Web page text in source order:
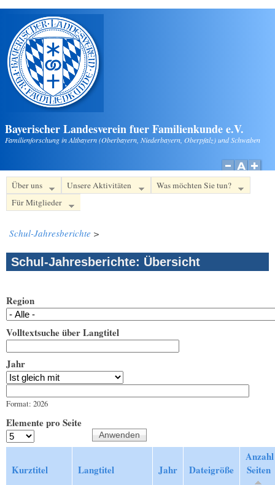
Direkt zum Inhalt
Bayerischer Landesverein fuer Familienkunde e.V.
Familienforschung in Altbayern (Oberbayern, Niederbayern, Oberpfalz) und Schwaben
Über uns Unsere Aktivitäten
Was möchten Sie tun?
Für Mitglieder
Schul-Jahresberichte >
Schul-Jahresberichte: Übersicht
Region
Volltextsuche über Langtitel
Jahr
Format: 2026
Elemente pro Seite
Kurztitel Langtitel Jahr Dateigröße
Anzahl
Seiten